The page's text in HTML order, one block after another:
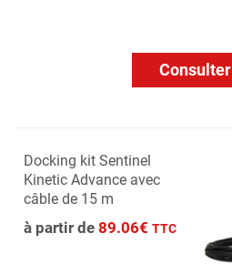
Consulter
Docking kit Sentinel
Kinetic Advance avec
câble de 15 m
à partir de 89.06€ TTC